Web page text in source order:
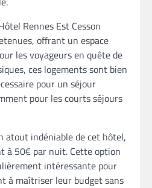
Rennes Est Cesson
offrant un espace
les voyageurs en quête de
ces logements sont bien
pour un séjour
pour les courts séjours
atout indéniable de cet hôtel,
à 50€ par nuit. Cette option
intéressante pour
à maîtriser leur budget sans